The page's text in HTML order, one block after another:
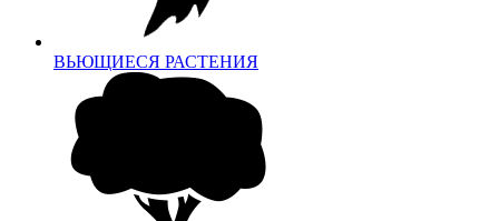
ВЬЮЩИЕСЯ РАСТЕНИЯ